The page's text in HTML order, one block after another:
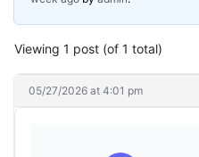
Viewing 1 post (of 1 total)
05/27/2026 at 4:01 pm